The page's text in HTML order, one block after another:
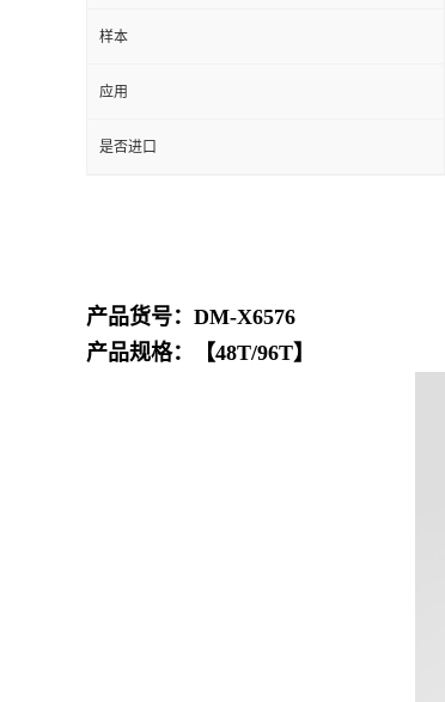
样本
应用
是否进口
产品货号：DM-X6576
产品规格：【48T/96T】